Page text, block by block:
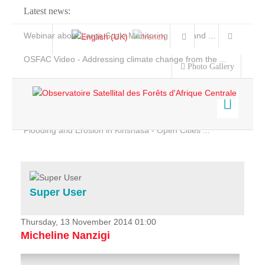
Latest news:
Webinar about Large Scale Monitoring and Land ...
OSFAC Video - Addressing climate change from the ...
Flooding and Erosion in Kinshasa - Open Cities ...
Photo Gallery
Home
Services
Projects
News & Stories
Super User
Thursday, 13 November 2014 01:00
Micheline Nanzigi